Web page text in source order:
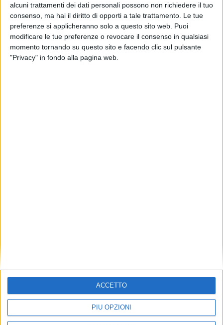
alcuni trattamenti dei dati personali possono non richiedere il tuo
consenso, ma hai il diritto di opporti a tale trattamento. Le tue
preferenze si applicheranno solo a questo sito web. Puoi
modificare le tue preferenze o revocare il consenso in qualsiasi
momento tornando su questo sito e facendo clic sul pulsante
"Privacy" in fondo alla pagina web.
PIÙ OPZIONI
ACCETTO
Fercam ha acquisito le attività
marittime e aeree di Maimex
ECONOMIA 8 MAGGIO 2019